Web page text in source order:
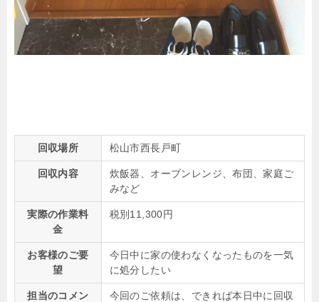
回収場所 松山市西長戸町
回収内容
炊飯器、オーブンレンジ、布団、家庭ご
みなど
実際の作業料
金
税別11,300円
お客様のご要
望
今日中に家の使わなくなったものを一気
に処分したい
担当のコメン
今回のご依頼は、できれば本日中に回収